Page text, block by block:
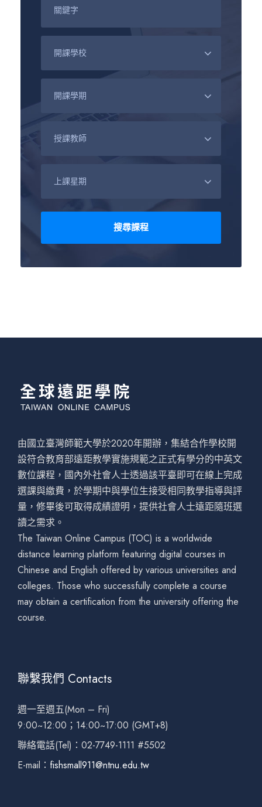
由國立臺灣師範大學於2020年開辦，集結合作學校開
設符合教育部遠距教學實施規範之正式有學分的中英文
數位課程，國內外社會人士透過該平臺即可在線上完成
選課與繳費，於學期中與學位生接受相同教學指導與評
量，修畢後可取得成績證明，提供社會人士遠距隨班選
讀之需求。
The Taiwan Online Campus (TOC) is a worldwide
distance learning platform featuring digital courses in
Chinese and English offered by various universities and
colleges. Those who successfully complete a course
may obtain a certification from the university offering the
course.
聯繫我們 Contacts
週一至週五(Mon – Fri)
9:00~12:00；14:00~17:00 (GMT+8)
聯絡電話(Tel)：02-7749-1111 #5502
E-mail： fishsmall911@ntnu.edu.tw